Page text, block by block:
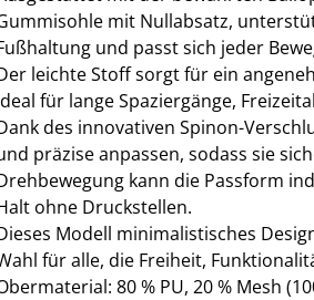
mit Nullabsatz,
und passt sich jeder
leichte Stoff sorgt für ein
für lange Spaziergänge,
des innovativen Spinon-
präzise anpassen, sodass sie
kann die Passform
ohne Druckstellen.
Modell minimalistisches
für alle, die Freiheit,
80 % PU, 20 % Mesh